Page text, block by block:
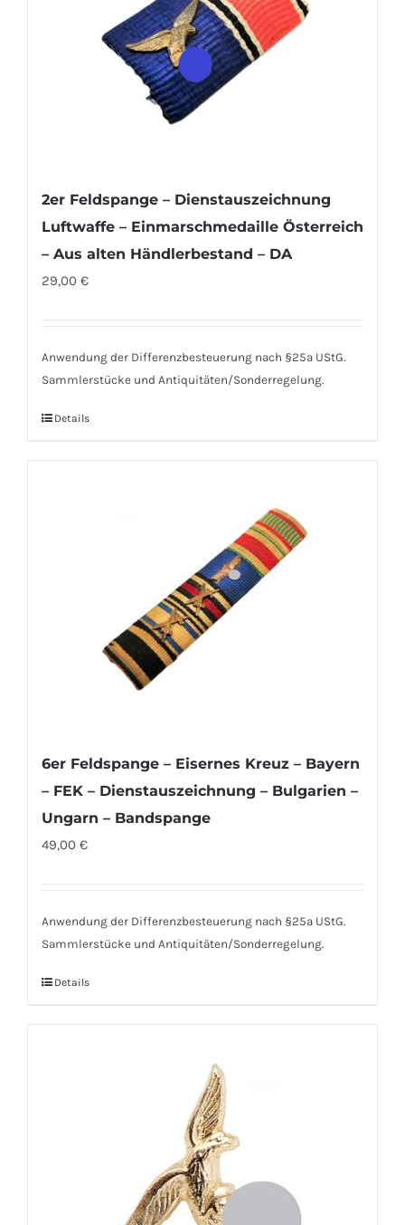
2er Feldspange – Dienstauszeichnung
Luftwaffe – Einmarschmedaille Österreich
– Aus alten Händlerbestand – DA
29,00 €
Anwendung der Differenzbesteuerung nach §25a UStG.
Sammlerstücke und Antiquitäten/Sonderregelung.
Details
6er Feldspange – Eisernes Kreuz – Bayern
– FEK – Dienstauszeichnung – Bulgarien –
Ungarn – Bandspange
49,00 €
Anwendung der Differenzbesteuerung nach §25a UStG.
Sammlerstücke und Antiquitäten/Sonderregelung.
Details